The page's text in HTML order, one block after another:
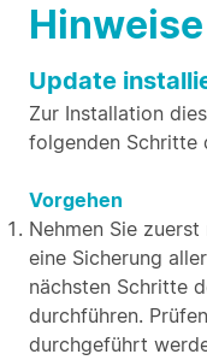
Update
Zur Installation
folgenden Schritte
Vorgehen
Nehmen Sie
eine Sicherung
nächsten Schritte
durchführen.
durchgeführt